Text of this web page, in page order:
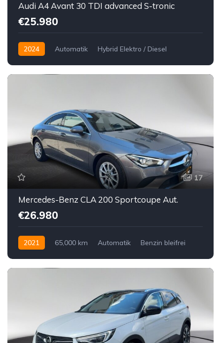
Audi A4 Avant 30 TDI advanced S-tronic
€25.980
2024 Automatik
Hybrid Elektro / Diesel
17
Mercedes-Benz CLA 200 Sportcoupe Aut.
€26.980
2021 65,000 km Automatik
Benzin bleifrei